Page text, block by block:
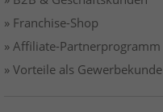
» Franchise-Shop
» Affiliate-Partnerprogramm
» Vorteile als Gewerbekunde